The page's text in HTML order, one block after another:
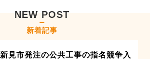
NEW POST
新着記事
新見市発注の公共工事の指名競争入